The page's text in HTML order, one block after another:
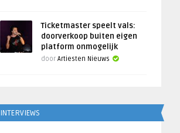
Ticketmaster speelt vals:
doorverkoop buiten eigen
platform onmogelijk
door Artiesten Nieuws
INTERVIEWS